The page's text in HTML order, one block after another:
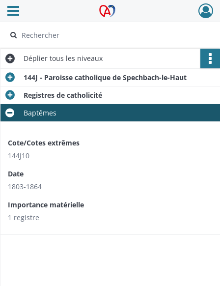
Archives Alsace - Colmar
Ouvrir le menu déroulant
Déplier tous les niveaux
144J - Paroisse catholique de Spechbach-le-Haut
Registres de catholicité
Baptêmes
Cote/Cotes extrêmes
144J10
Date
1803-1864
Importance matérielle
1 registre